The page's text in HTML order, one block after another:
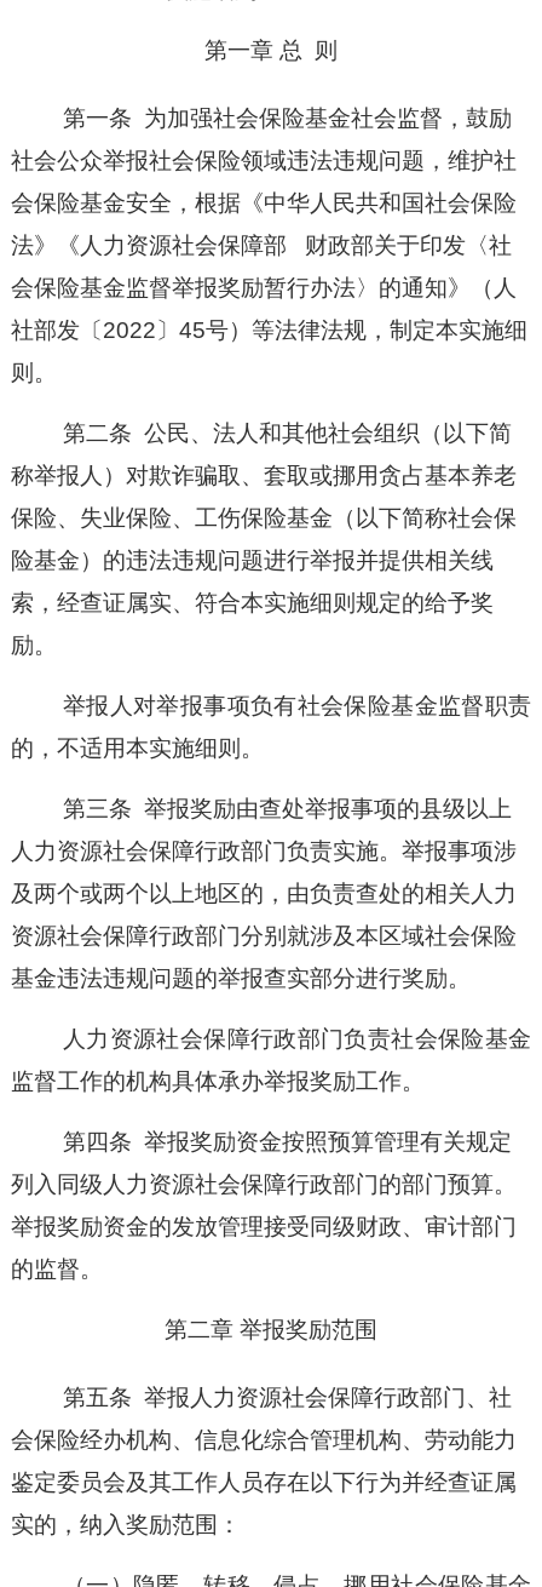
第一章 总 则
第一条 为加强社会保险基金社会监督，鼓励
社会公众举报社会保险领域违法违规问题，维护社
会保险基金安全，根据《中华人民共和国社会保险
法》
《人力资源社会保障部 财政部关于印发〈社
会保险基金监督举报奖励暂行办法〉的通知》（人
社部发〔 2022〕45号） 等法律法规，制定本实施细
则。
第二条 公民、法人和其他社会组织（以下简
称举报人）对欺诈骗取、套取或挪用贪占基本养老
保险、失业保险、工伤保险基金（以下简称社会保
险基金）的违法违规问题进行举报并提供相关线
索，经查证属实、符合本实施细则规定的给予奖
励。
举报人对举报事项负有社会保险基金监督职责
的，不适用本实施细则。
第三条 举报奖励由查处举报事项的县级以上
人力资源社会保障行政部门负责实施。举报事项涉
及两个或两个以上地区的，由负责查处的相关人力
资源社会保障行政部门分别就涉及本区域社会保险
基金违法违规问题的举报查实部分进行奖励。
人力资源社会保障行政部门负责社会保险基金
监督工作的机构具体承办举报奖励工作。
第四条 举报奖励资金按照预算管理有关规定
列入同级人力资源社会保障行政部门的部门预算。
举报奖励资金的发放管理接受同级财政、审计部门
的监督。
第二章 举报奖励范围
第五条 举报人力资源社会保障行政部门、社
会保险经办机构、信息化综合管理机构、劳动能力
鉴定委员会及其工作人员存在以下行为并经查证属
实的，纳入奖励范围：